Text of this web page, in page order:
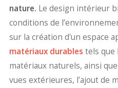
nature. Le design intérieur
conditions de
sur la création d'un espace
matériaux durables tels que
matériaux naturels, ainsi
vues extérieures, l’ajout de